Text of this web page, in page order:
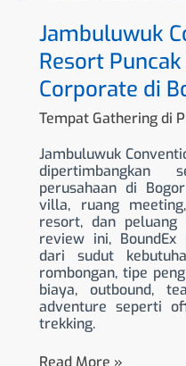
Jambuluwuk
Resort
Corporate di
Tempat Gathering di
Jambuluwuk
dipertimbangkan
perusahaan di
villa, ruang
resort, dan
review ini, BoundEx
dari sudut
rombongan, tipe
biaya, outbound,
adventure seperti
trekking.
Read More »